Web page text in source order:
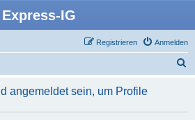
Express-IG
Anmelden
Registrieren
h
angemeldet sein, um Profile